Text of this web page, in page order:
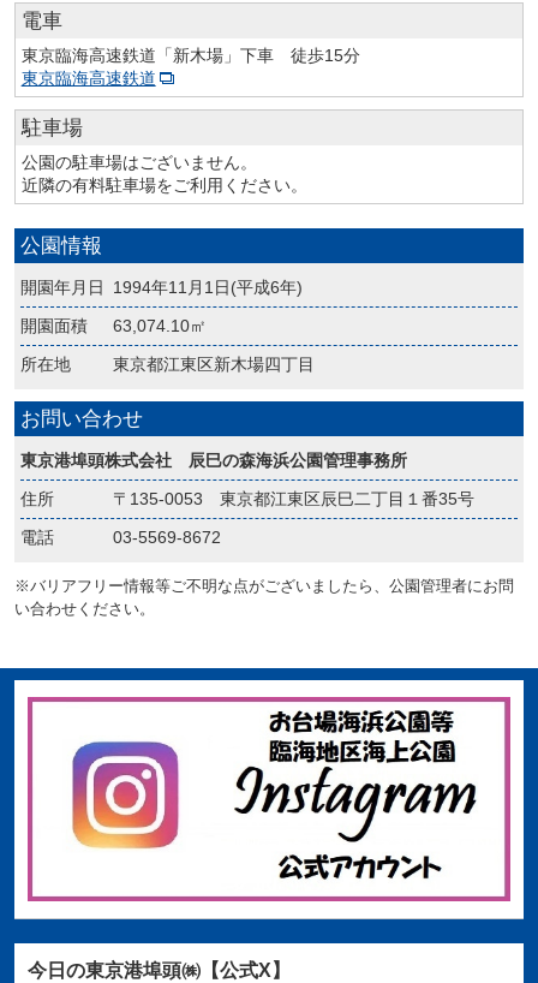
電車
東京臨海高速鉄道「新木場」下車 徒歩15分
東京臨海高速鉄道
駐車場
公園の駐車場はございません。
近隣の有料駐車場をご利用ください。
公園情報
開園年月日
1994年11月1日(平成6年)
開園面積
63,074.10㎡
所在地
東京都江東区新木場四丁目
お問い合わせ
東京港埠頭株式会社 辰巳の森海浜公園管理事務所
住所
〒135-0053 東京都江東区辰巳二丁目１番35号
電話
03-5569-8672
※バリアフリー情報等ご不明な点がございましたら、公園管理者にお問
い合わせください。
今日の東京港埠頭㈱【公式X】